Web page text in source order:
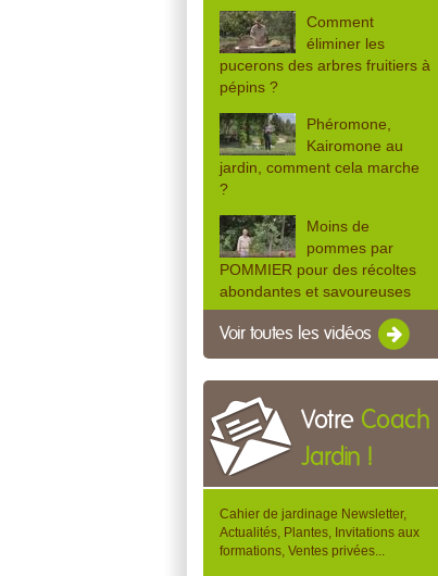
Comment
éliminer les
pucerons des arbres fruitiers à
pépins ?
Phéromone,
Kairomone au
jardin, comment cela marche
?
Moins de
pommes par
POMMIER pour des récoltes
abondantes et savoureuses
Voir toutes les vidéos
Votre Coach
Jardin !
Cahier de jardinage Newsletter,
Actualités, Plantes, Invitations aux
formations, Ventes privées...